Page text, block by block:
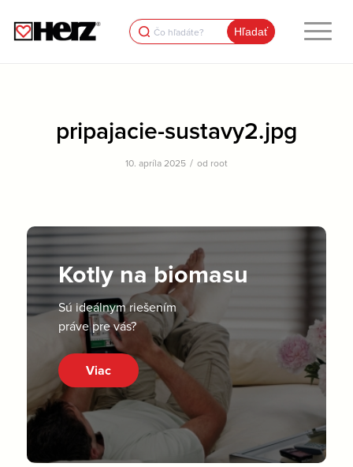
Search
for:
pripajacie-sustavy2.jpg
10. apríla 2025 / od root
Kotly na biomasu
Sú ideálnym riešením
práve pre vás?
Viac